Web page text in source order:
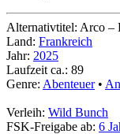
Alternativtitel: Arco –
Land: Frankreich
Jahr: 2025
Laufzeit ca.: 89
Genre: Abenteuer•
Verleih: Wild Bunch
FSK-Freigabe ab: 6